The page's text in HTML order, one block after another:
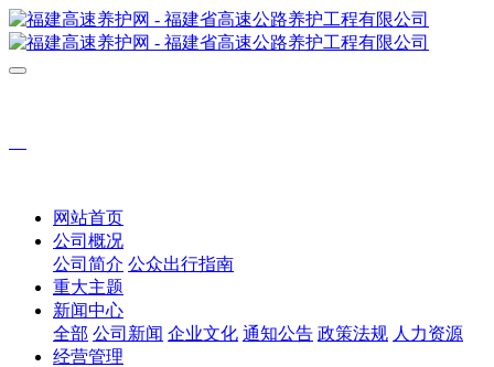
网站首页
公司概况
公司简介 公众出行指南
重大主题
新闻中心
全部 公司新闻 企业文化 通知公告 政策法规 人力资源
经营管理